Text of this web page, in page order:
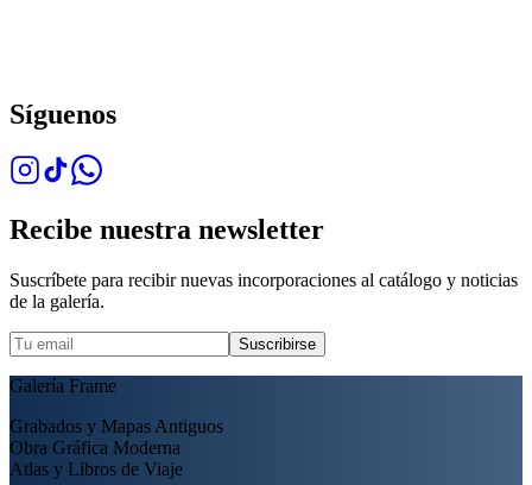
Síguenos
Recibe nuestra newsletter
Suscríbete para recibir nuevas incorporaciones al catálogo y noticias
de la galería.
Suscribirse
Galería Frame
Grabados y Mapas Antiguos
Obra Gráfica Moderna
Atlas y Libros de Viaje